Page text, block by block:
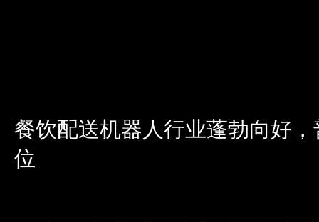
餐饮配送机器人行业蓬勃向好
位